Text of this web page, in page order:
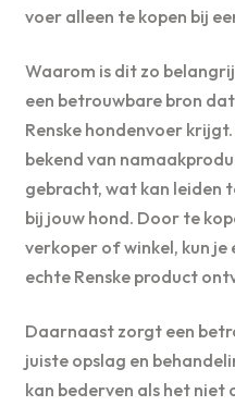
voer alleen te kopen bij
Waarom is dit zo
een betrouwbare bron
Renske hondenvoer
bekend van
gebracht, wat kan leiden
bij jouw hond. Door te
verkoper of winkel, kun je
echte Renske product
Daarnaast zorgt een
juiste opslag en
kan bederven als het